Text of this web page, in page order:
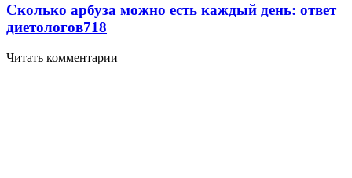
Сколько арбуза можно есть каждый день: ответ
диетологов718
Читать комментарии